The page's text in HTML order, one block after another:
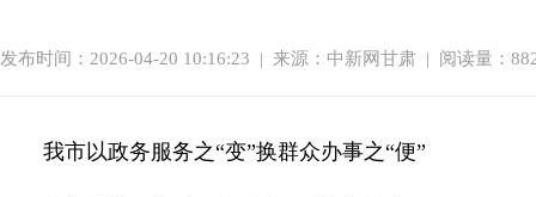
发布时间：2026-04-20 10:16:23 | 来源：中新网甘肃 | 阅读量：
我市以政务服务之“变”换群众办事之“便”